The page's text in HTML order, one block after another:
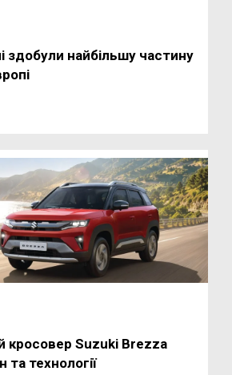
здобули найбільшу частину
Suzuki Brezza
та технології